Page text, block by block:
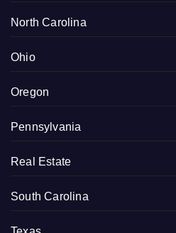
North Carolina
Ohio
Oregon
Pennsylvania
Real Estate
South Carolina